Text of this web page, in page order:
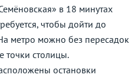
в 18 минутах
чтобы дойти до
метро можно без пересадок
точки столицы.
остановки